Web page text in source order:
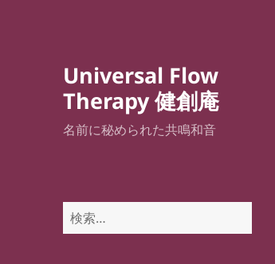
Universal Flow
Therapy 健創庵
名前に秘められた共鳴和音
検
索: